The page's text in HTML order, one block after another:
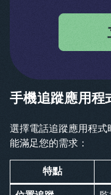
手機追蹤應用程
選擇電話追蹤應用程式
能滿足您的需求：
特點